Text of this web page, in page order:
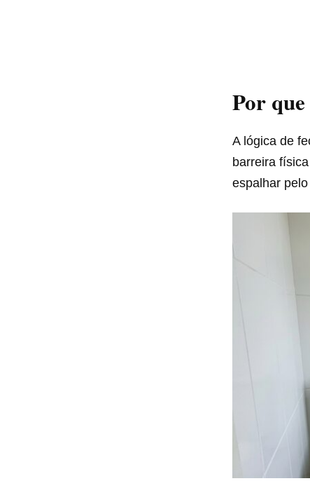
Por
A lógica de
barreira
espalhar